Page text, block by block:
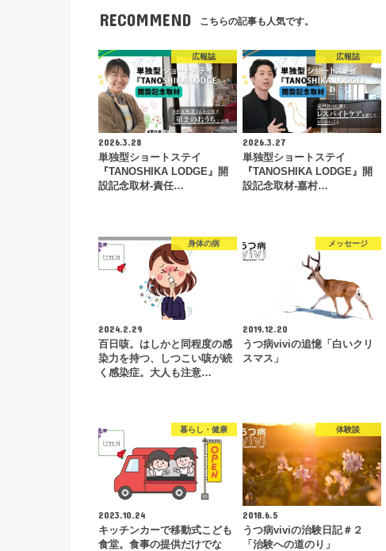
RECOMMEND こちらの記事も人気です。
広報誌
2026.3.28
単独型ショートステイ
『TANOSHIKA LODGE』開
設記念取材-責任…
広報誌
2026.3.27
単独型ショートステイ
『TANOSHIKA LODGE』開
設記念取材-嘉村…
身体の病
2024.2.29
百日咳。はしかと同程度の感
染力を持つ、しつこい咳が続
く感染症。大人も注意…
メッセージ
2019.12.20
うつ病viviの追憶「白いクリ
スマス」
暮らし・健康
2023.10.24
キッチンカーで移動式こども
食堂。食事の提供だけでな
体験談
2018.6.5
うつ病viviの治験日記＃２
「治験への道のり」